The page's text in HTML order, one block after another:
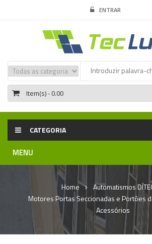
ENTRAR
Item(s)- 0.00
CATEGORIA
MENU
Home
Automatismos
Motores Portas Seccionadas e Portões
Acessórios